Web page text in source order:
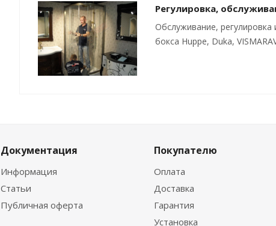
Регулировка,
Обслуживание,
бокса Huppe, Duka,
Документация
Информация
Статьи
Публичная оферта
Покупателю
Оплата
Доставка
Гарантия
Установка